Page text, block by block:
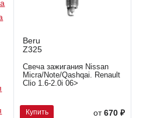
Beru
Z325
Свеча зажигания Nissan
Micra/Note/Qashqai. Renault
Clio 1.6-2.0i 06>
Купить от670 ₽